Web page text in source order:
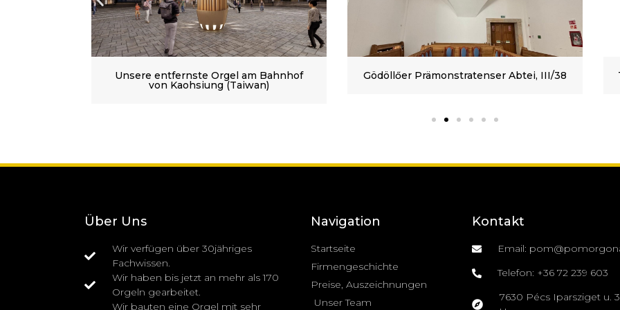
Unsere entfernste Orgel am Bahnhof
von Kaohsiung (Taiwan)
Gödöllőer Prämonstratenser Abtei, III/38
Über Uns
Wir verfügen über 30jähriges
Fachwissen.
Wir haben bis jetzt an mehr als 170
Orgeln gearbeitet.
Wir bauten eine Orgel mit sehr
Navigation
Startseite
Firmengeschichte
Preise, Auszeichnungen
Unser Team
Kontakt
Email:
Telefon: +36 72 239 603
7630 Pécs Iparsziget u.